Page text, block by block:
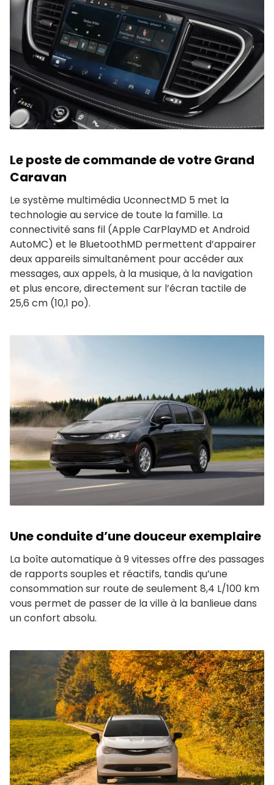
Le poste de commande de votre Grand
Caravan
Le système multimédia UconnectMD 5 met la
technologie au service de toute la famille. La
connectivité sans fil (Apple CarPlayMD et Android
AutoMC) et le BluetoothMD permettent d’appairer
deux appareils simultanément pour accéder aux
messages, aux appels, à la musique, à la navigation
et plus encore, directement sur l’écran tactile de
25,6 cm (10,1 po).
Une conduite d’une douceur exemplaire
La boîte automatique à 9 vitesses offre des passages
de rapports souples et réactifs, tandis qu’une
consommation sur route de seulement 8,4 L/100 km
vous permet de passer de la ville à la banlieue dans
un confort absolu.